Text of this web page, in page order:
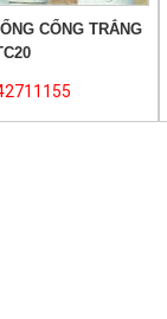
CỔNG TRẮNG